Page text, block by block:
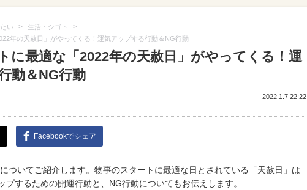
い > 生活・シゴト >
年の天赦日」がやってくる！運気アップする行動＆NG行動
に最適な「2022年の天赦日」がやってくる！運
動＆NG行動
2022.1.7 22:22
Facebookでシェア
ついてご紹介します。物事のスタートに最適な日とされている「天赦日」は
プするための開運行動と、NG行動についてもお伝えします。